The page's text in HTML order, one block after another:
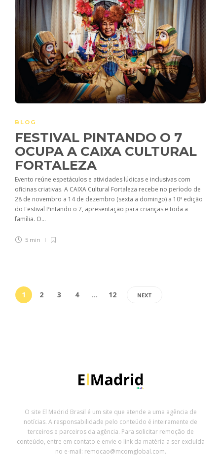
BLOG
FESTIVAL PINTANDO O 7
OCUPA A CAIXA CULTURAL
FORTALEZA
Evento reúne espetáculos e atividades lúdicas e inclusivas com
oficinas criativas. A CAIXA Cultural Fortaleza recebe no período de
28 de novembro a 14 de dezembro (sexta a domingo) a 10ª edição
do Festival Pintando o 7, apresentação para crianças e toda a
família. O...
5 min
1 2 3 4 … 12 NEXT
O site El Madrid Brasil é um site que atende a uma agência de
notícias. A responsabilidade pelo conteúdo é inteiramente de
terceiros e parceiros da agência. Para solicitar remoção de
conteúdo, entre em contato e envie o link da matéria a ser excluída
no e-mail: remocao@mcomglobal.com.